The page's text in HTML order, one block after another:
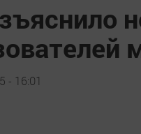
- 16:01